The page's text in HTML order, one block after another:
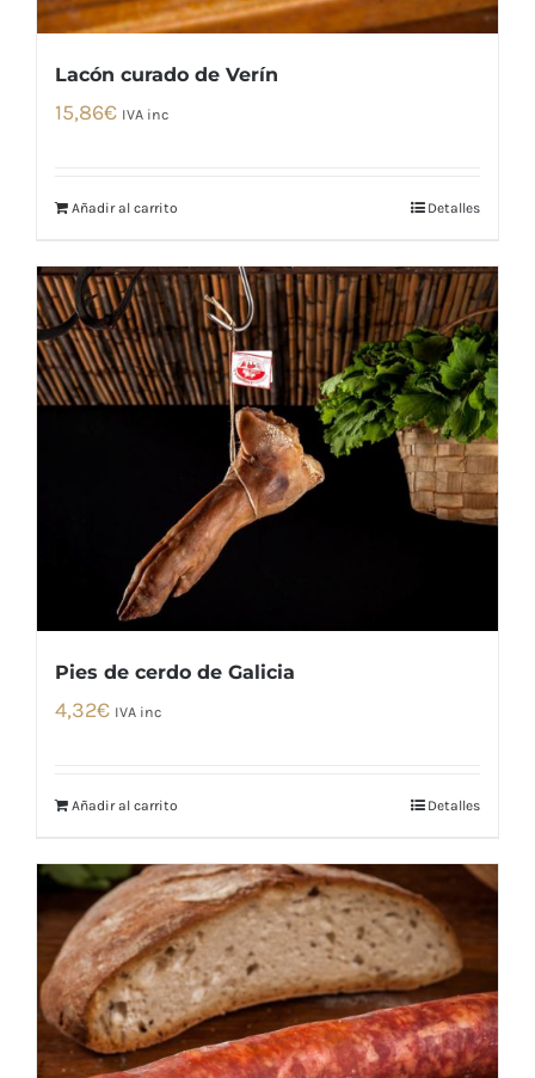
Lacón curado de Verín
15,86€ IVA inc
Añadir al carrito Detalles
Pies de cerdo de Galicia
4,32€ IVA inc
Añadir al carrito Detalles